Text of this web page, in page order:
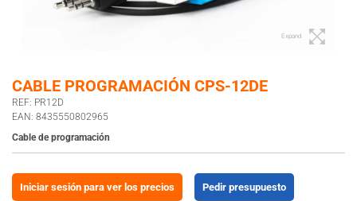
Expand
CABLE PROGRAMACIÓN CPS-12DE
REF: PR12D
EAN: 8435550802965
Cable de programación
Iniciar sesión para ver los precios Pedir presupuesto